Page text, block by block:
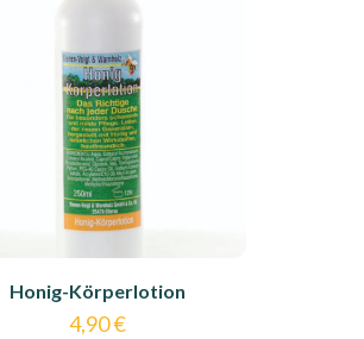
Honig-Körperlotion
4,90€